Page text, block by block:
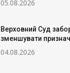
05.08.2026
Верховний Суд
зменшувати
04.08.2026